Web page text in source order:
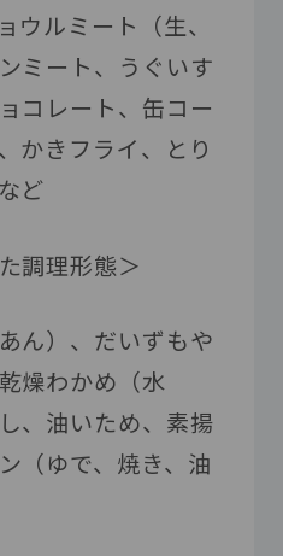
ウルミート（生、
ミート、うぐいす
コレート、缶コー
かきフライ、とり
ど
調理形態＞
ん）、だいずもや
燥わかめ（水
、油いため、素揚
（ゆで、焼き、油